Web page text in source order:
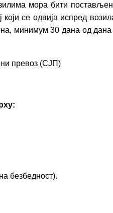
мора бити
који се одвија испред
минимум 30 дана од
превоз (СЈП)
безбедност).